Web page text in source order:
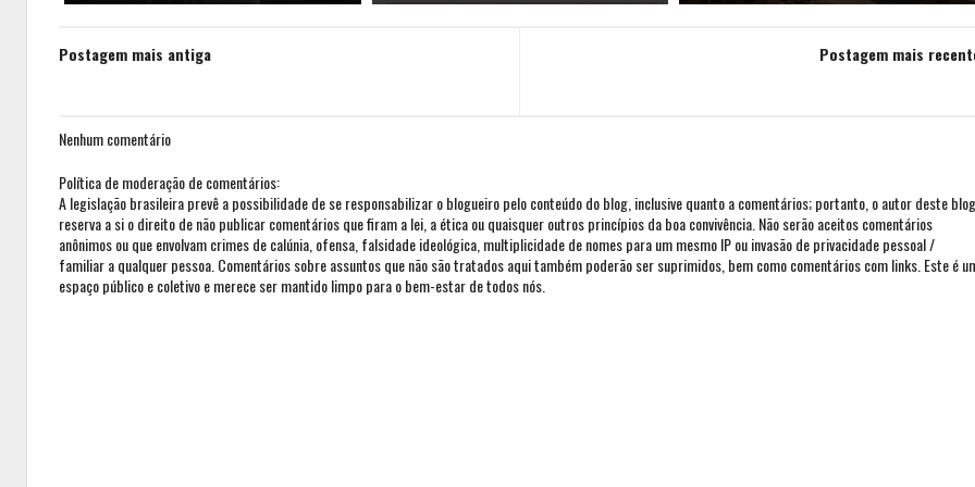
Postagem mais
Postagem mais antiga
Nenhum comentário
Política de moderação de comentários:
A legislação brasileira prevê a possibilidade de se responsabilizar o blogueiro pelo conteúdo do blog, inclusive quanto a comentários; portanto, o autor deste blog
reserva a si o direito de não publicar comentários que firam a lei, a ética ou quaisquer outros princípios da boa convivência. Não serão aceitos comentários
anônimos ou que envolvam crimes de calúnia, ofensa, falsidade ideológica, multiplicidade de nomes para um mesmo IP ou invasão de privacidade pessoal /
familiar a qualquer pessoa. Comentários sobre assuntos que não são tratados aqui também poderão ser suprimidos, bem como comentários com links. Este é
espaço público e coletivo e merece ser mantido limpo para o bem-estar de todos nós.